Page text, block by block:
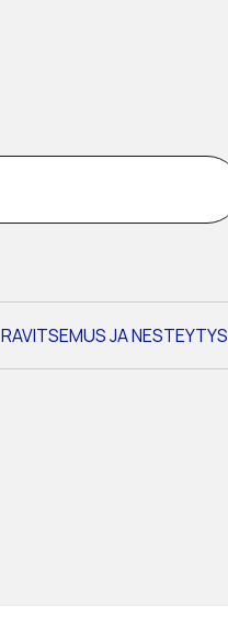
RAVITSEMUS JA NESTEYTYS